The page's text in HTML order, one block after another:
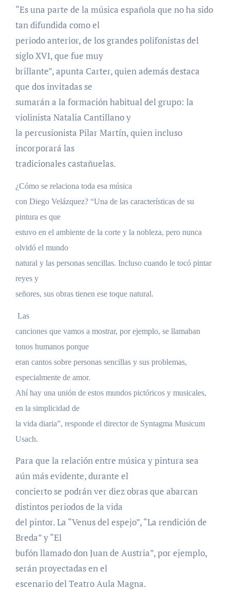
“Es una parte de la música española que no ha sido
tan difundida como el
periodo anterior, de los grandes polifonistas del
siglo XVI, que fue muy
brillante”, apunta Carter, quien además destaca
que dos invitadas se
sumarán a la formación habitual del grupo: la
violinista Natalia Cantillano y
la percusionista Pilar Martín, quien incluso
incorporará las
tradicionales castañuelas.
¿Cómo se relaciona toda esa música
con Diego Velázquez? “Una de las características de su
pintura es que
estuvo en el ambiente de la corte y la nobleza, pero nunca
olvidó el mundo
natural y las personas sencillas. Incluso cuando le tocó pintar
reyes y
señores, sus obras tienen ese toque natural.
Las
canciones que vamos a mostrar, por ejemplo, se llamaban
tonos humanos porque
eran cantos sobre personas sencillas y sus problemas,
especialmente de amor.
Ahí hay una unión de estos mundos pictóricos y musicales,
en la simplicidad de
la vida diaria”, responde el director de Syntagma Musicum
Usach.
Para que la relación entre música y pintura sea
aún más evidente, durante el
concierto se podrán ver diez obras que abarcan
distintos periodos de la vida
del pintor. La “Venus del espejo”, “La rendición de
Breda” y “El
bufón llamado don Juan de Austria”, por ejemplo,
serán proyectadas en el
escenario del Teatro Aula Magna.